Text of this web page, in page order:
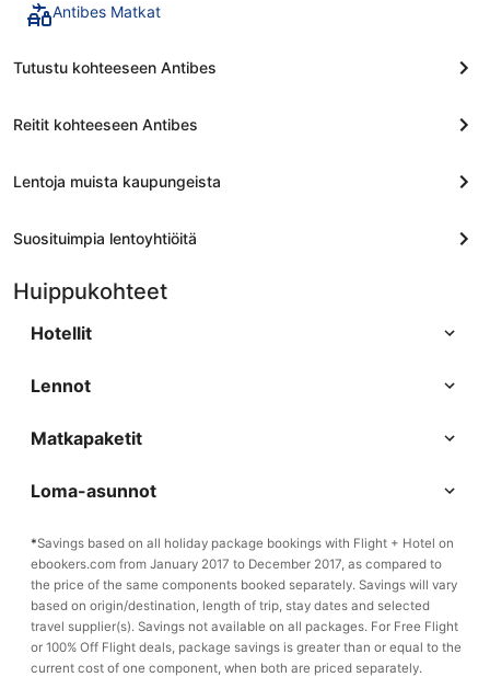
Antibes Matkat
Tutustu kohteeseen Antibes
Reitit kohteeseen Antibes
Lentoja muista kaupungeista
Suosituimpia lentoyhtiöitä
Huippukohteet
Hotellit
Lennot
Matkapaketit
Loma-asunnot
*Savings based on all holiday package bookings with Flight + Hotel on
ebookers.com from January 2017 to December 2017, as compared to
the price of the same components booked separately. Savings will vary
based on origin/destination, length of trip, stay dates and selected
travel supplier(s). Savings not available on all packages. For Free Flight
or 100% Off Flight deals, package savings is greater than or equal to the
current cost of one component, when both are priced separately.